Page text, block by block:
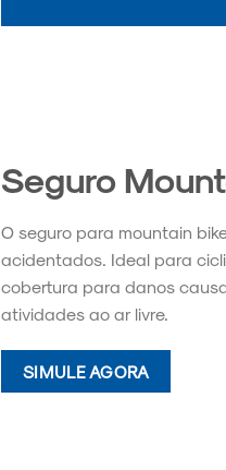
Seguro
O seguro para mountain
acidentados. Ideal para
cobertura para danos
atividades ao ar livre.
SIMULE AGORA